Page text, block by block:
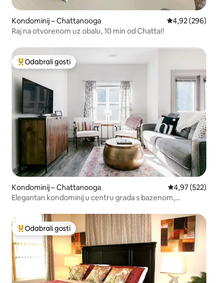
Kondominij – Chattanooga Prosječna
4,92 (296)
Raj na otvorenom uz obalu, 10 min od Chatta!!
Među najviše rangiranima s oznakom „Odabrali gosti”
Odabrali gosti
Kondominij – Chattanooga Prosječna
4,97 (522)
Elegantan kondominij u centru grada s bazenom,
Među najviše rangiranima s oznakom „Odabrali gosti”
Odabrali gosti